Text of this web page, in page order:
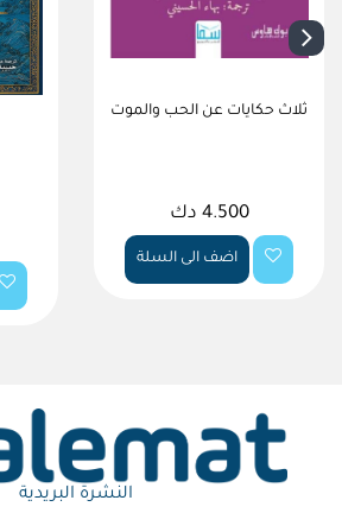
ثلاث حكايات عن الحب والموت
4.500 دك
اضف الى السلة
النشرة البريدية